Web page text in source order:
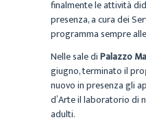
finalmente le attività
presenza, a cura dei
programma sempre
Nelle sale diPalazzo
giugno, terminato il
nuovo in presenza gli
d’Arte il laboratorio di
adulti.